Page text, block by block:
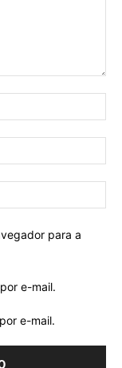
para a
e-mail.
e-mail.